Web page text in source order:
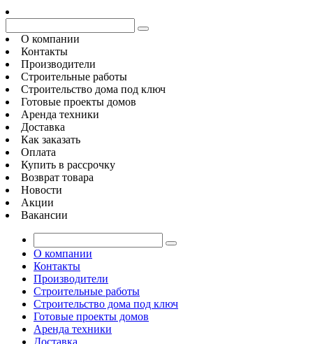
О компании
Контакты
Производители
Строительные работы
Строительство дома под ключ
Готовые проекты домов
Аренда техники
Доставка
Как заказать
Оплата
Купить в рассрочку
Возврат товара
Новости
Акции
Вакансии
О компании
Контакты
Производители
Строительные работы
Строительство дома под ключ
Готовые проекты домов
Аренда техники
Доставка